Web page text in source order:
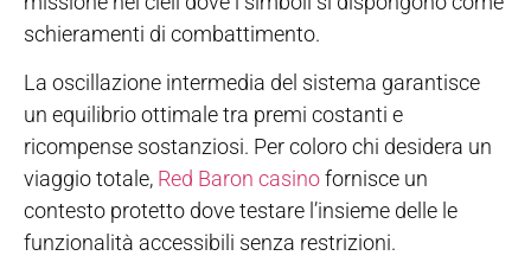
schieramenti di combattimento.
La oscillazione intermedia del sistema garantisce
un equilibrio ottimale tra premi costanti e
ricompense sostanziosi. Per coloro chi desidera un
viaggio totale, Red Baron casinofornisce un
contesto protetto dove testare l’insieme delle le
funzionalità accessibili senza restrizioni.